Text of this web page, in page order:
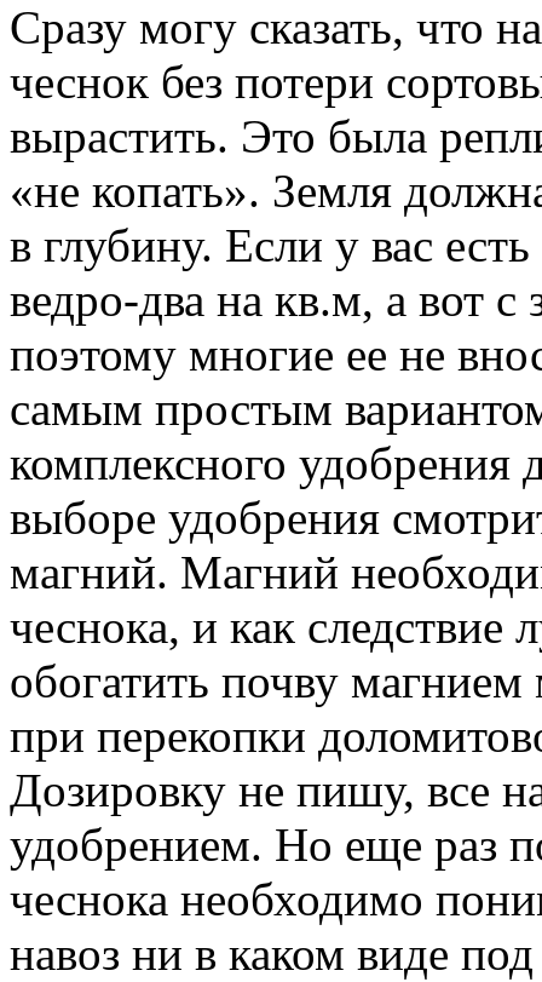
Сразу могу сказать, что
чеснок без потери
вырастить. Это была
«не копать». Земля
в глубину. Если у вас
ведро-два на кв.м, а вот
поэтому многие ее не
самым простым
комплексного удобрения
выборе удобрения
магний. Магний
чеснока, и как
обогатить почву
при перекопки
Дозировку не пишу, все
удобрением. Но еще раз
чеснока необходимо
навоз ни в каком виде